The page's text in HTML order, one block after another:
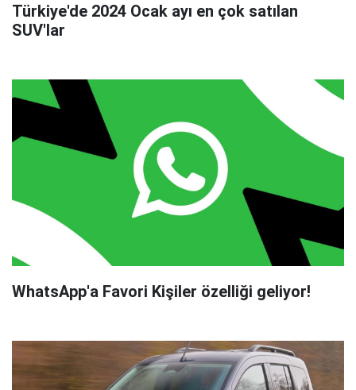
Türkiye'de 2024 Ocak ayı en çok satılan
SUV'lar
WhatsApp'a Favori Kişiler özelliği geliyor!